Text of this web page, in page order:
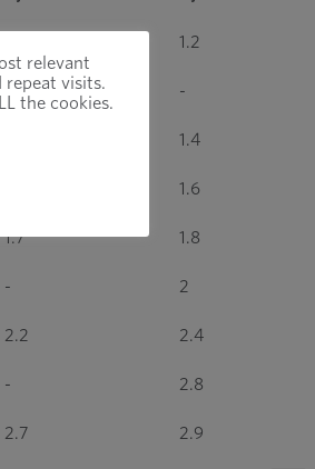
1.2
- -
1.4
1.6
1.7 1.8
- 2
2.2 2.4
- 2.8
2.7 2.9
relevant
repeat visits.
the cookies.